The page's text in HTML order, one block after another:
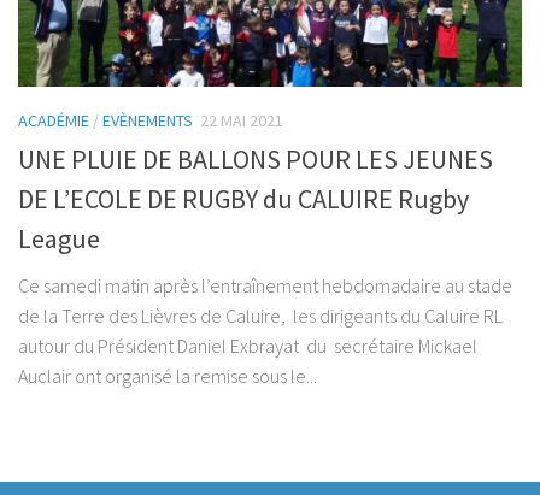
ACADÉMIE /EVÈNEMENTS 22 MAI 2021
UNE PLUIE DE BALLONS POUR LES JEUNES
DE L’ECOLE DE RUGBY du CALUIRE Rugby
League
Ce samedi matin après l’entraînement hebdomadaire au stade
de la Terre des Lièvres de Caluire, les dirigeants du Caluire RL
autour du Président Daniel Exbrayat du secrétaire Mickael
Auclair ont organisé la remise sous le...